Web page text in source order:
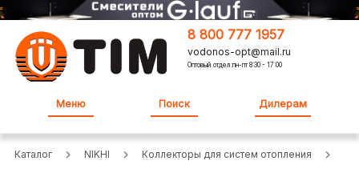
8 800 777 1957
vodonos-opt@mail.ru
Оптовый отдел:пн-пт 8:30 - 17:00
Меню Поиск Дилерам
Каталог NIKHI Коллекторы для систем отопления